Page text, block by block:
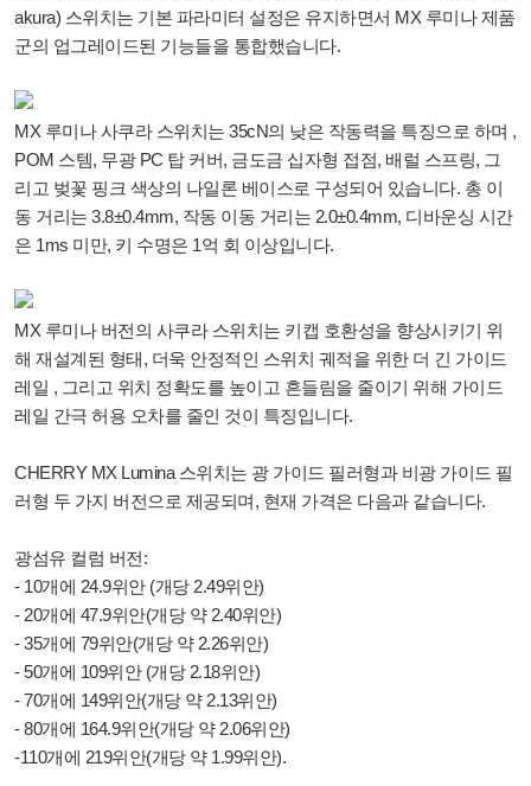
akura) 스위치는 기본 파라미터 설정은 유지하면서 MX 루미나 제품
군의 업그레이드된 기능들을 통합했습니다.
MX 루미나 사쿠라 스위치는 35cN의 낮은 작동력을 특징으로 하며 ,
POM 스템, 무광 PC 탑 커버, 금도금 십자형 접점, 배럴 스프링, 그
리고 벚꽃 핑크 색상의 나일론 베이스로 구성되어 있습니다. 총 이
동 거리는 3.8±0.4mm, 작동 이동 거리는 2.0±0.4mm, 디바운싱 시간
은 1ms 미만, 키 수명은 1억 회 이상입니다.
MX 루미나 버전의 사쿠라 스위치는 키캡 호환성을 향상시키기 위
해 재설계된 형태, 더욱 안정적인 스위치 궤적을 위한 더 긴 가이드
레일 , 그리고 위치 정확도를 높이고 흔들림을 줄이기 위해 가이드
레일 간극 허용 오차를 줄인 것이 특징입니다.
CHERRY MX Lumina 스위치는 광 가이드 필러형과 비광 가이드 필
러형 두 가지 버전으로 제공되며, 현재 가격은 다음과 같습니다.
광섬유 컬럼 버전:
- 10개에 24.9위안 (개당 2.49위안)
- 20개에 47.9위안(개당 약 2.40위안)
- 35개에 79위안(개당 약 2.26위안)
- 50개에 109위안 (개당 2.18위안)
- 70개에 149위안(개당 약 2.13위안)
- 80개에 164.9위안(개당 약 2.06위안)
-110개에 219위안(개당 약 1.99위안).